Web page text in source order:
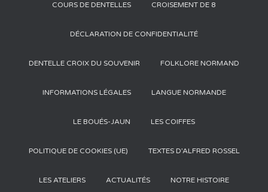
COURS DE DENTELLES CROISEMENT DE 8
DÉCLARATION DE CONFIDENTIALITÉ
DENTELLE CROIX DU SOUVENIR FOLKLORE NORMAND
INFORMATIONS LÉGALES LANGUE NORMANDE
LE BOUÉS-JAUN LES COIFFES
POLITIQUE DE COOKIES (UE) TEXTES D’ALFRED ROSSEL
LES ATELIERS ACTUALITÉS NOTRE HISTOIRE